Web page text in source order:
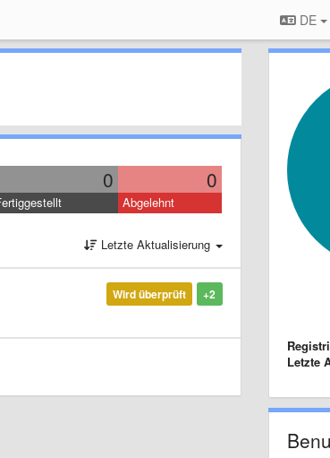
DE
0 0
Abgelehnt
Letzte Aktualisierung
+2
Wird überprüft
Letzte